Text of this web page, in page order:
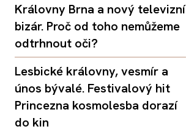
Královny Brna a nový televizní
bizár. Proč od toho nemůžeme
odtrhnout oči?
Lesbické královny, vesmír a
únos bývalé. Festivalový hit
Princezna kosmolesba dorazí
do kin